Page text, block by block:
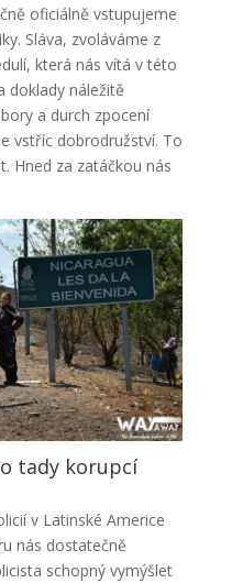
oficiálně vstupujeme
Sláva, zvoláváme z
která nás vítá v této
doklady náležitě
a durch zpocení
vstříc dobrodružství. To
Hned za zatáčkou nás
tady korupcí
v Latinské Americe
nás dostatečně
schopný vymýšlet